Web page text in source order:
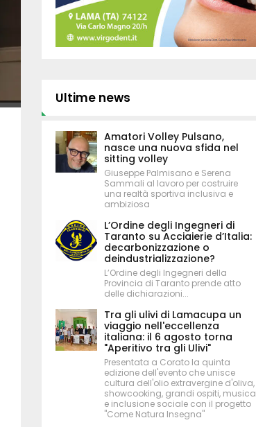
Ultime news
Amatori Volley Pulsano,
nasce una nuova sfida nel
sitting volley
Giuseppe Palmisano e Serena
Sammali al lavoro per costruire
una realtà sportiva inclusiva e
ambiziosa
L’Ordine degli Ingegneri di
Taranto su Acciaierie d’Italia:
decarbonizzazione o
deindustrializzazione?
L’Ordine degli Ingegneri della
Provincia di Taranto prende atto
delle dichiarazioni...
Tra gli ulivi di Lamacupa un
viaggio nell'eccellenza
italiana: il 6 agosto torna
"Aperitivo tra gli Ulivi"
Presentata a Corato la quinta
edizione dell'evento che unisce
cultura dell'olio extravergine d'oliva,
showcooking, grandi ospiti, musica
e inclusione sociale con il progetto
"Come Natura Insegna"